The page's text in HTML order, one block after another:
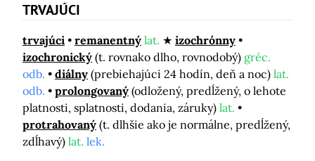
TRVAJÚCI
trvajúci remanentný lat.
izochrónny
izochronický (t. rovnako dlho, rovnodobý) gréc.
odb.
diálny (prebiehajúci 24 hodín, deň a noc) lat.
odb.
prolongovaný (odložený, predĺžený, o lehote
platnosti, splatnosti, dodania, záruky) lat.
protrahovaný (t. dlhšie ako je normálne, predĺžený,
zdĺhavý) lat. lek.